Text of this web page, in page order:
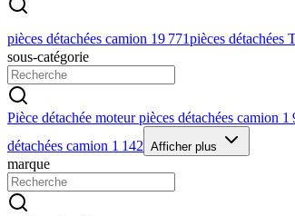
pièces détachées camion 19 771pièces détachées
sous-catégorie
Pièce détachée moteur pièces détachées camion 1
détachées camion 1 142 Afficher plus
marque